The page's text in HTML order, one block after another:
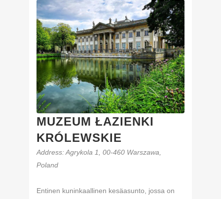
MUZEUM ŁAZIENKI
KRÓLEWSKIE
Address: Agrykola 1, 00-460 Warszawa,
Poland
Entinen kuninkaallinen kesäasunto, jossa on